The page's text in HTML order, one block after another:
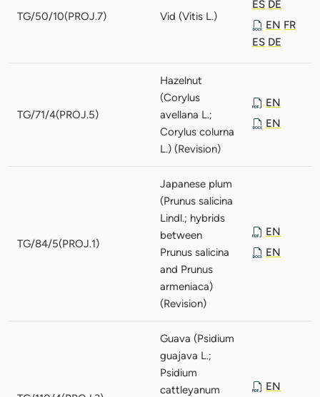
TG/50/10(PROJ.7) Vid (Vitis L.)
ES DE
EN FR
ES DE
TG/71/4(PROJ.5)
Hazelnut
(Corylus
avellana L.;
Corylus colurna
L.) (Revision)
EN
EN
TG/84/5(PROJ.1)
Japanese plum
(Prunus salicina
Lindl.; hybrids
between
Prunus salicina
and Prunus
armeniaca)
(Revision)
EN
EN
Guava (Psidium
guajava L.;
Psidium
cattleyanum
EN